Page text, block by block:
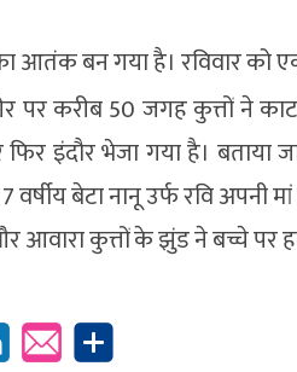
आतंक बन गया है। रविवार
पर करीब 50 जगह कुत्तों ने
इंदौर भेजा गया है। बताया
बेटा नानू उर्फ रवि अपनी
आवारा कुत्तों के झुंड ने बच्चे पर